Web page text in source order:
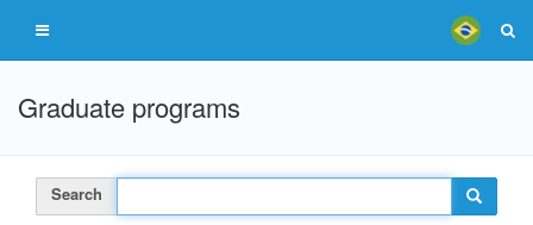
Graduate programs
Search